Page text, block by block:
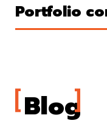
Portfolio
Blog